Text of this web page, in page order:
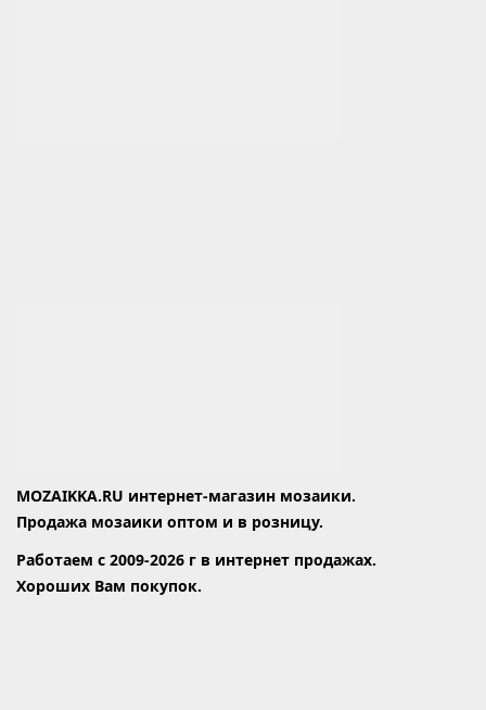
MOZAIKKA.RU интернет-магазин мозаики.
Продажа мозаики оптом и в розницу.
Работаем с 2009-2026 г в интернет продажах.
Хороших Вам покупок.